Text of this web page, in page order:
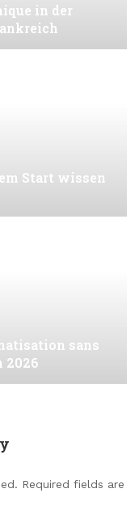
in der
Start wissen
sans
2026
Required fields are